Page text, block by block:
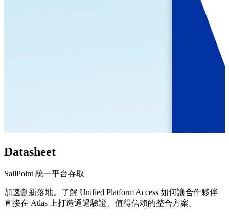
Datasheet
SailPoint 統一平台存取
加速創新落地。了解 Unified Platform Access 如何讓合作夥伴
直接在 Atlas 上打造通過驗證、值得信賴的整合方案。